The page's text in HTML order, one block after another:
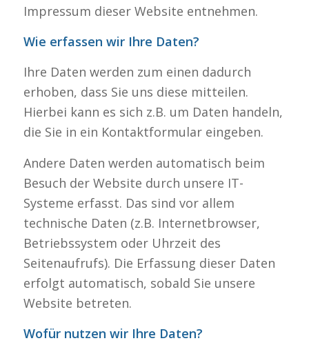
Impressum dieser Website entnehmen.
Wie erfassen wir Ihre Daten?
Ihre Daten werden zum einen dadurch
erhoben, dass Sie uns diese mitteilen.
Hierbei kann es sich z.B. um Daten handeln,
die Sie in ein Kontaktformular eingeben.
Andere Daten werden automatisch beim
Besuch der Website durch unsere IT-
Systeme erfasst. Das sind vor allem
technische Daten (z.B. Internetbrowser,
Betriebssystem oder Uhrzeit des
Seitenaufrufs). Die Erfassung dieser Daten
erfolgt automatisch, sobald Sie unsere
Website betreten.
Wofür nutzen wir Ihre Daten?